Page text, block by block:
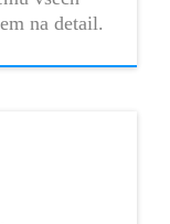
na detail.